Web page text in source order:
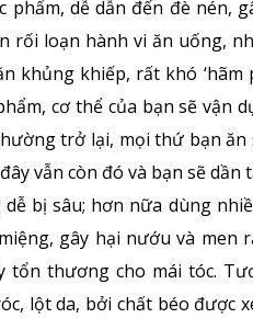
phẩm, dễ dẫn đến đè nén,
rối loạn hành vi ăn uống,
khủng khiếp, rất khó
cơ thể của bạn sẽ vận
trở lại, mọi thứ bạn ăn
vẫn còn đó và bạn sẽ
dễ bị sâu; hơn nữa dùng
gây hại nướu và men
tổn thương cho mái tóc.
lột da, bởi chất béo được